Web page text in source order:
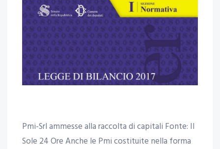
Pmi-Srl ammesse alla raccolta di capitali Fonte: Il
Sole 24 Ore Anche le Pmi costituite nella forma